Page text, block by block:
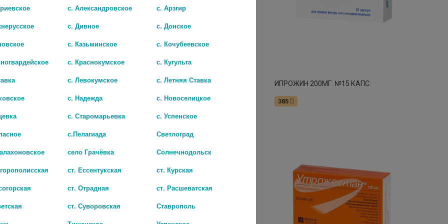
100МГ. №30 КАПС. 5453 ИПРОЖИН 100МГ. №30 КАПС. 4946 ИПРОЖИН 200МГ. №15 КАПС.
385
с. Александровское
с. Арзгир
с. Дивное
с. Донское
с. Казьминское
с. Кочубеевское
с. Краснокумское
с. Кугульта
с. Левокумское
с. Летняя Ставка
с. Надежда
с. Новоселицкое
с. Старомарьевка
с. Успенское
с.Пелагиада
Светлоград
село Грачёвка
Солнечнодольск
ст. Ессентукская
ст. Курская
ст. Отрадная
ст. Расшеватская
ст. Суворовская
Ставрополь